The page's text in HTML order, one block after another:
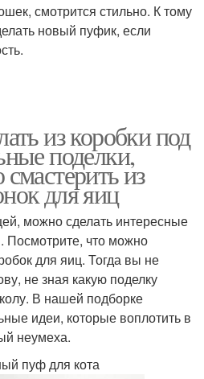
смотрится стильно. К тому
новый пуфик, если
из коробки под
поделки,
из
для яиц
можно сделать интересные
Посмотрите, что можно
для яиц. Тогда вы не
не зная какую поделку
В нашей подборке
идеи, которые воплотить в
неумеха.
пуф для кота